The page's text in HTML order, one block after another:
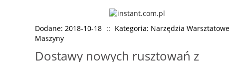
Dodane: 2018-10-18 :: Kategoria: Narzędzia
Maszyny
Dostawy nowych rusztowań z